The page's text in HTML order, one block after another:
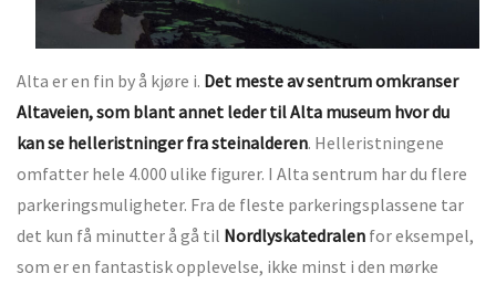
Alta er en fin by å kjøre i. Det meste av sentrum omkranser
Altaveien, som blant annet leder til Alta museum hvor du
kan se helleristninger fra steinalderen. Helleristningene
omfatter hele 4.000 ulike figurer. I Alta sentrum har du flere
parkeringsmuligheter. Fra de fleste parkeringsplassene tar
det kun få minutter å gå til Nordlyskatedralen for eksempel,
som er en fantastisk opplevelse, ikke minst i den mørke